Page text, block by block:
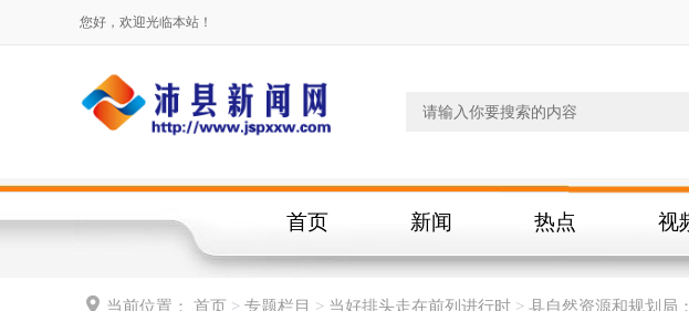
您好，欢迎光临本站！
首页 新闻 热点 视
当前位置： 首页 > 专题栏目 > 当好排头走在前列进行时 > 县自然资源和规划局